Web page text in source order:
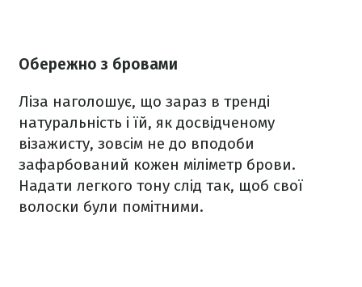
Обережно з бровами
Ліза наголошує, що зараз в тренді
натуральність і їй, як досвідченому
візажисту, зовсім не до вподоби
зафарбований кожен міліметр брови.
Надати легкого тону слід так, щоб свої
волоски були помітними.